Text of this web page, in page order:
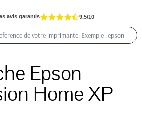
avis garantis 9.5/10
Epson
Home XP